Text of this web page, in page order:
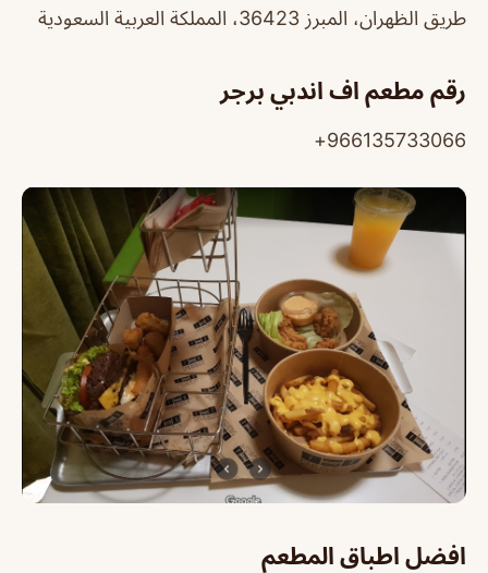
طريق الظهران، المبرز 36423، المملكة العربية السعودية
رقم مطعم اف اندبي برجر
966135733066+
افضل اطباق المطعم